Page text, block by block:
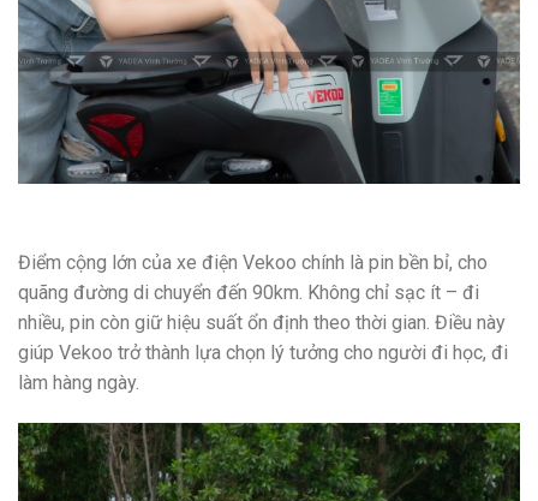
Điểm cộng lớn của xe điện Vekoo chính là pin bền bỉ, cho
quãng đường di chuyển đến 90km. Không chỉ sạc ít – đi
nhiều, pin còn giữ hiệu suất ổn định theo thời gian. Điều này
giúp Vekoo trở thành lựa chọn lý tưởng cho người đi học, đi
làm hàng ngày.